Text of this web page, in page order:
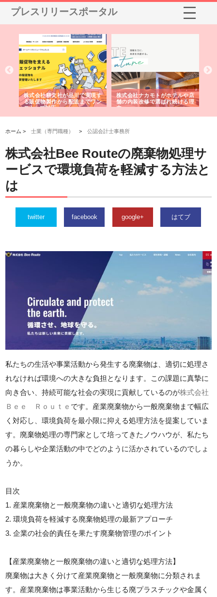
プレスリリースポータル
株式会社耕文社が品川で実現す
る販促物製作から配送までワン
ストップ対応
株式会社ナカモトがホテルや店
舗の内装改修で選ばれ続ける理
由
ホーム >士業（専門職種） >公認会計士事務所
株式会社Bee Routeの廃棄物処理サ
ービスで環境負荷を軽減する方法と
は
twitter facebook google+ はてブ
私たちの生活や事業活動から発生する廃棄物は、適切に処理さ
れなければ環境への大きな負担となります。この課題に真摯に
向き合い、持続可能な社会の実現に貢献しているのが株式会社
Ｂｅｅ Ｒｏｕｔｅ です。産業廃棄物から一般廃棄物まで幅広
く対応し、環境負荷を最小限に抑える処理方法を提案していま
す。廃棄物処理の専門家として培ってきたノウハウが、私たち
の暮らしや企業活動の中でどのように活かされているのでしょ
うか。
目次
1. 産業廃棄物と一般廃棄物の違いと適切な処理方法
2. 環境負荷を軽減する廃棄物処理の最新アプローチ
3. 企業の社会的責任を果たす廃棄物管理のポイント
【産業廃棄物と一般廃棄物の違いと適切な処理方法】
廃棄物は大きく分けて産業廃棄物と一般廃棄物に分類されま
す。産業廃棄物は事業活動から生じる廃プラスチックや金属く